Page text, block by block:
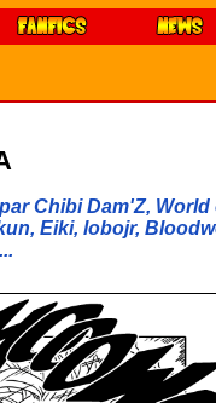
Chibi Dam'Z, World
Eiki, lobojr,